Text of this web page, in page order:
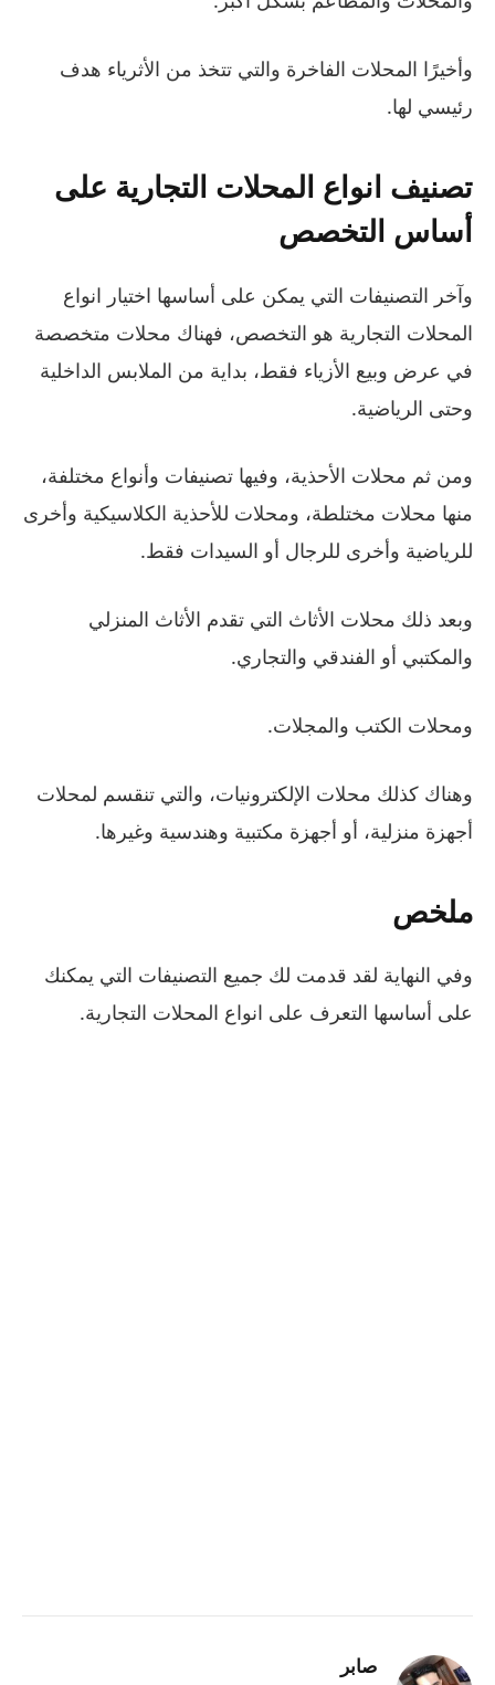
وأخيرًا المحلات الفاخرة والتي تتخذ من الأثرياء هدف
رئيسي لها.
تصنيف انواع المحلات التجارية على
أساس التخصص
وآخر التصنيفات التي يمكن على أساسها اختيار انواع
المحلات التجارية هو التخصص، فهناك محلات متخصصة
في عرض وبيع الأزياء فقط، بداية من الملابس الداخلية
وحتى الرياضية.
ومن ثم محلات الأحذية، وفيها تصنيفات وأنواع مختلفة،
منها محلات مختلطة، ومحلات للأحذية الكلاسيكية وأخرى
للرياضية وأخرى للرجال أو السيدات فقط.
وبعد ذلك محلات الأثاث التي تقدم الأثاث المنزلي
والمكتبي أو الفندقي والتجاري.
ومحلات الكتب والمجلات.
وهناك كذلك محلات الإلكترونيات، والتي تنقسم لمحلات
أجهزة منزلية، أو أجهزة مكتبية وهندسية وغيرها.
ملخص
وفي النهاية لقد قدمت لك جميع التصنيفات التي يمكنك
على أساسها التعرف على انواع المحلات التجارية.
صابر